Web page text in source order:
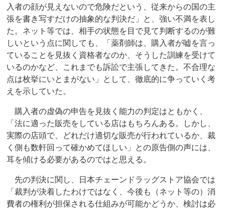
入者の顔が見えないので危険だという、従来からの国の主
張を書き写すだけの抽象的な判決だ」と、強い不満を表し
た。ネット等では、相手の状態を目で見て判断するのが難
しいという点に関しても、「薬剤師は、購入者が嘘を言っ
ていることを見抜く資格者なのか、そうした訓練を受けて
いるのかなど、これまでも訴訟で主張してきた。不合理な
点は枚挙にいとまがない」として、徹底的に争っていく考
えを示していた。
購入者の虚偽の申告を見抜く能力の判定はともかく、
「法に適った販売をしている店はもちろんある。しかし、
実際の店頭で、どれだけ適切な販売が行われているか、裁
く側も数軒回って確かめてほしい」との原告側の声には、
耳を傾ける必要があるのではと思える。
先の判決に関し、日本チェーンドラッグストア協会では
「裁判が決着したわけではなく、今後も（ネット等の）消
費者の権利が担保される仕組みが可能かどうか、検討は必